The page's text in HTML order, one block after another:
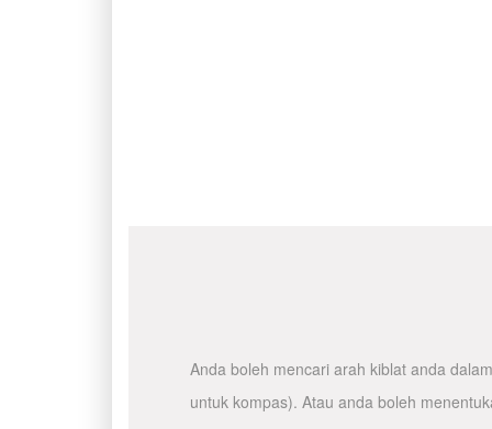
Anda boleh mencari arah kiblat anda
untuk kompas). Atau anda boleh